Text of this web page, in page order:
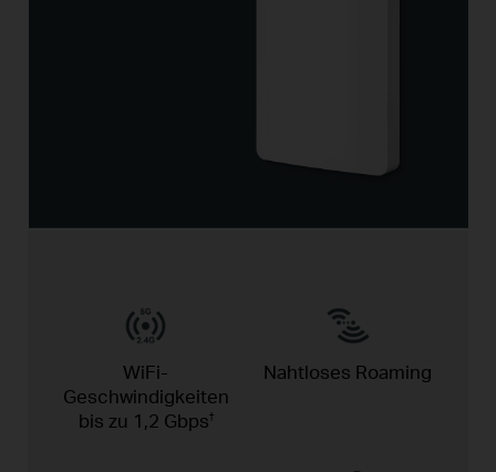
WiFi-
Geschwindigkeiten
bis zu 1,2 Gbps†
Nahtloses Roaming